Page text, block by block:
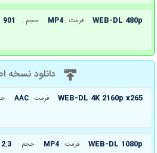
WEB-DL 480p فرمت : MP4 حجم : 901 مگابایت
دانلود نسخه
WEB-DL 4K 2160p x265 فرمت : AAC
WEB-DL 1080p فرمت : MP4 حجم : 2.3 گیگابایت